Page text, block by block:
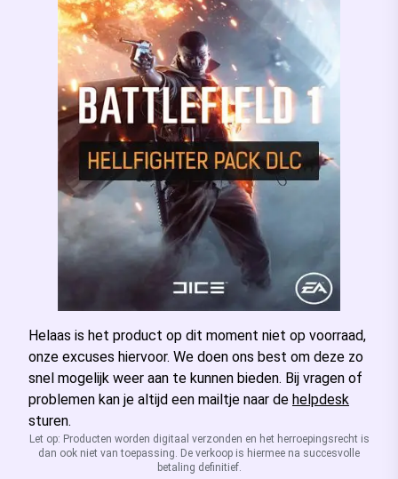
Helaas is het product op dit moment niet op voorraad,
onze excuses hiervoor. We doen ons best om deze zo
snel mogelijk weer aan te kunnen bieden. Bij vragen of
problemen kan je altijd een mailtje naar de helpdesk
sturen.
Let op: Producten worden digitaal verzonden en het herroepingsrecht is
dan ook niet van toepassing. De verkoop is hiermee na succesvolle
betaling definitief.